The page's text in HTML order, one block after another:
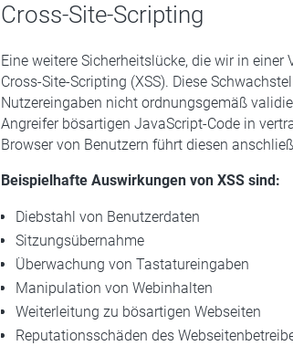
Cross-Site-Scripting
Eine weitere Sicherheitslücke, die wir in
Cross-Site-Scripting (XSS). Diese
Nutzereingaben nicht ordnungsgemäß
Angreifer bösartigen JavaScript-Code in
Browser von Benutzern führt diesen
Beispielhafte Auswirkungen von XSS sind:
Diebstahl von Benutzerdaten
Sitzungsübernahme
Überwachung von Tastatureingaben
Manipulation von Webinhalten
Weiterleitung zu bösartigen Webseiten
Reputationsschäden des